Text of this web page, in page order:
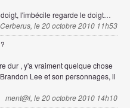
l'imbécile regarde le doigt…
Cerberus, le 20 octobre 2010 11h53
dur , y'a vraiment quelque chose
Lee et son personnages, il
ment@l, le 20 octobre 2010 14h10